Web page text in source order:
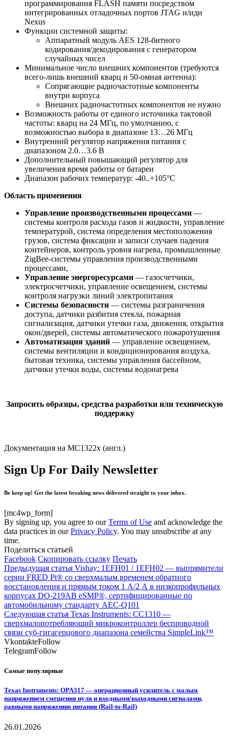
программирования FLASH памяти посредством
интегрированных отладочных портов JTAG и/иди
Nexus
Функции системной защиты:
Аппаратный модуль AES 128-битного
кодирования/декодирования с генератором
случайных чисел
Минимальное число внешних компонентов (требуются
всего-лишь внешний кварц и 50-омная антенна):
Сопрягающие радиочастотные компоненты
внутри корпуса
Внешних радиочастотных компонентов не нужно
Возможность работы от единого источника тактовой
частоты: кварц на 24 МГц, по умолчанию, с
возможностью выбора в диапазоне 13…26 МГц
Внутренний регулятор напряжения питания с
диапазоном 2.0…3.6 В
Дополнительный повышающий регулятор для
увеличения время работы от батареи
Диапазон рабочих температур: -40..+105°C
Область применения
Управление производственными процессами —
системы контроля расхода газов и жидкости, управление
температурой, система определения местоположения
грузов, система фиксации и записи случаев падения
контейнеров, контроль уровня нагрева, промышленные
ZigBee-системы управления производственными
процессами,
Управление энергоресурсами — газосчетчики,
электросчетчики, управление освещением, системы
контроля нагрузки линий электропитания
Системы безопасности — системы разграничения
доступа, датчики разбития стекла, пожарная
сигнализация, датчики утечки газа, движения, открытия
окон/дверей, системы автоматического пожаротушения
Автоматизация зданий — управление освещением,
системы вентиляции и кондиционирования воздуха,
бытовая техника, системы управления бассейном,
датчики утечки воды, системы водонагрева
Запросить образцы, средства разработки или техническую
поддержку
Документация на MC1322x (англ.)
Sign Up For Daily Newsletter
Be keep up! Get the latest breaking news delivered straight to your inbox.
[mc4wp_form]
By signing up, you agree to ourTerms of Use and acknowledge the
data practices in ourPrivacy Policy. You may unsubscribe at any
time.
Поделиться статьей
Facebook Скопировать ссылку Печать
Предыдущая статья Vishay: 1EFH01 / 1EFH02 — выпрямители
серии FRED Pt® со сверхмалым временем обратного
восстановления и прямым током 1 А/2 А в низкопрофильных
корпусах DO-219AB eSMP®, сертифицированные по
автомобильному стандарту AEC-Q101
Следующая статья Texas Instruments: CC1310 —
сверхмалопотребляющий микроконтроллер беспроводной
связи суб-гигагерцового диапазона семейства SimpleLink™
VkontakteFollow
TelegramFollow
Самые популярные
Texas Instruments: OPA317 — операционный усилитель с малым
напряжением смещения нуля и входными/выходными сигналами,
равными напряжению питания (Rail-to-Rail)
26.01.2026